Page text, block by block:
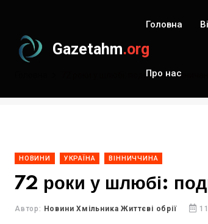
Gazetahm.org
Головна
Про нас
72 роки у шлюбі: подружжя
НОВИНИ УКРАЇНА ВІННИЧЧИНА
72 роки у шлюбі:
Автор: Новини Хмільника Життєві обрії